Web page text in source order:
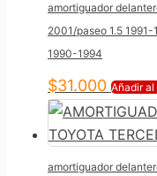
amortiguador
2001/paseo 1.5
1990-1994
$31.000 Añadir
amortiguador